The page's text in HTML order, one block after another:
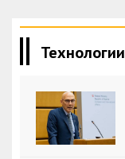
Технологии